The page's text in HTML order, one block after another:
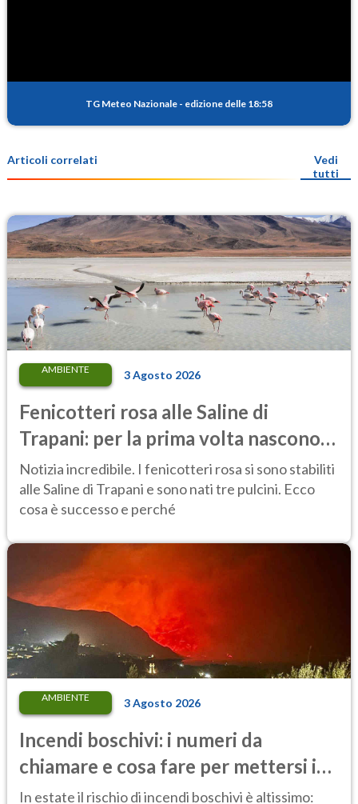
TG Meteo Nazionale - edizione delle 18:58
Articoli correlati
Vedi
tutti
AMBIENTE 3 Agosto 2026
Fenicotteri rosa alle Saline di
Trapani: per la prima volta nascono
tre pulcini nella riserva
Notizia incredibile. I fenicotteri rosa si sono stabiliti
alle Saline di Trapani e sono nati tre pulcini. Ecco
cosa è successo e perché
AMBIENTE 3 Agosto 2026
Incendi boschivi: i numeri da
chiamare e cosa fare per mettersi in
salvo
In estate il rischio di incendi boschivi è altissimo: